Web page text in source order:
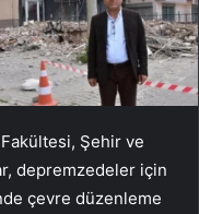
Şehir ve
depremzedeler için
çevre düzenleme